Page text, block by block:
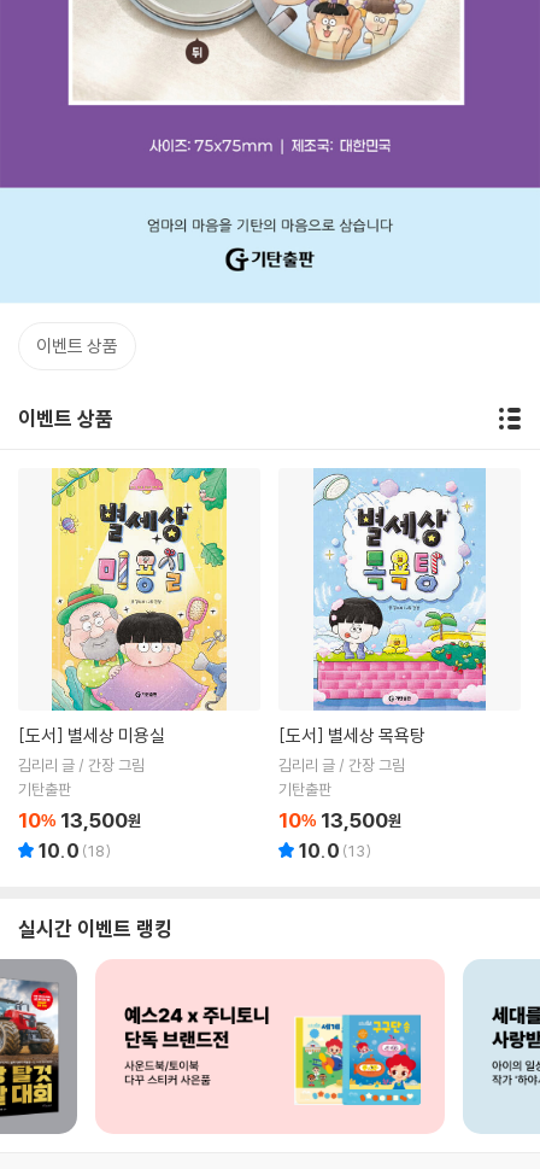
이벤트 상품
이벤트 상품
[도서] 별세상 미용실
김리리 글 / 간장 그림
기탄출판
10% 13,500원
10.0 (18)
[도서] 별세상 목욕탕
김리리 글 / 간장 그림
기탄출판
10% 13,500원
10.0 (13)
실시간 이벤트 랭킹